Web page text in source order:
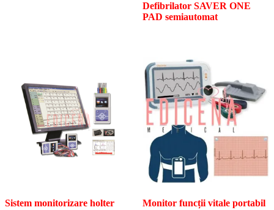
Defibrilator SAVER ONE
PAD semiautomat
Sistem monitorizare holter
Monitor funcții vitale portabil